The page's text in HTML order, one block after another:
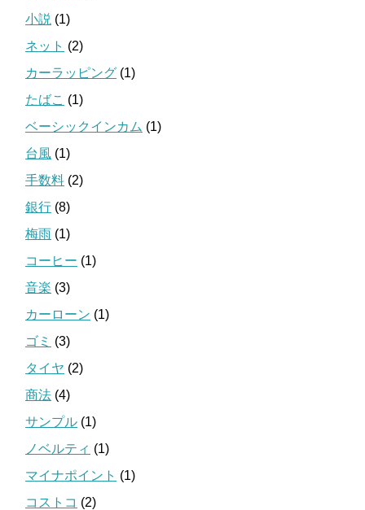
小説 (1)
ネット (2)
カーラッピング (1)
たばこ (1)
ベーシックインカム (1)
台風 (1)
手数料 (2)
銀行 (8)
梅雨 (1)
コーヒー (1)
音楽 (3)
カーローン (1)
ゴミ (3)
タイヤ (2)
商法 (4)
サンプル (1)
ノベルティ (1)
マイナポイント (1)
コストコ (2)